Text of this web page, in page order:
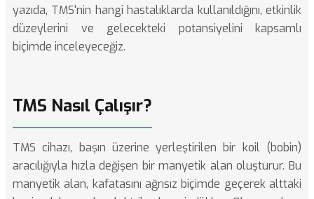
yazıda, TMS'nin hangi hastalıklarda kullanıldığını, etkinlik
düzeylerini ve gelecekteki potansiyelini kapsamlı
biçimde inceleyeceğiz.
TMS Nasıl Çalışır?
TMS cihazı, başın üzerine yerleştirilen bir koil (bobin)
aracılığıyla hızla değişen bir manyetik alan oluşturur. Bu
manyetik alan, kafatasını ağrısız biçimde geçerek alttaki